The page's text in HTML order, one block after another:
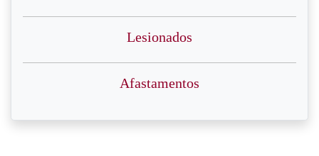
Lesionados
Afastamentos